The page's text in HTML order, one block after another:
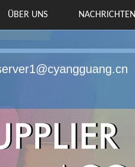
ÜBER UNS NACHRICHTEN